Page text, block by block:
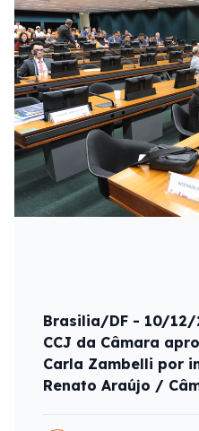
Brasilia/DF - 10/12/
CCJ da Câmara
Carla Zambelli por
Renato Araújo /